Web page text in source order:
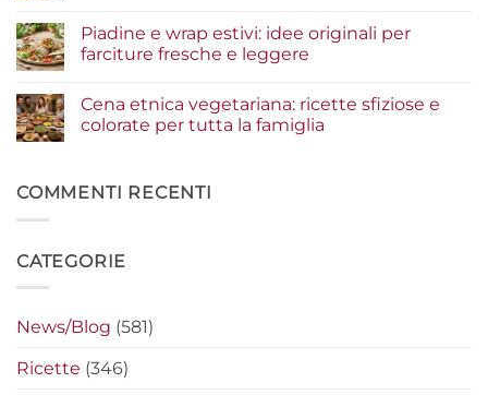
risultato
gourmet
condimenti
a
fanno
la
differenza
su
Serata
cinema
i
segreti
per
filanti
perfetti
Piadine e wrap estivi: idee originali per
farciture fresche e leggere
su
Piadine
e
originali
per
leggere
Cena etnica vegetariana: ricette sfiziose e
colorate per tutta la famiglia
Cena
etnica
e
la
famiglia
COMMENTI RECENTI
CATEGORIE
News/Blog (581)
Ricette (346)